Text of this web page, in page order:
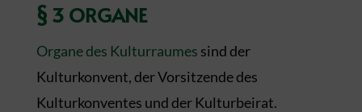
§ 3 ORGANE
Organe des Kulturraumes sind der
Kulturkonvent, der Vorsitzende des
Kulturkonventes und der Kulturbeirat.